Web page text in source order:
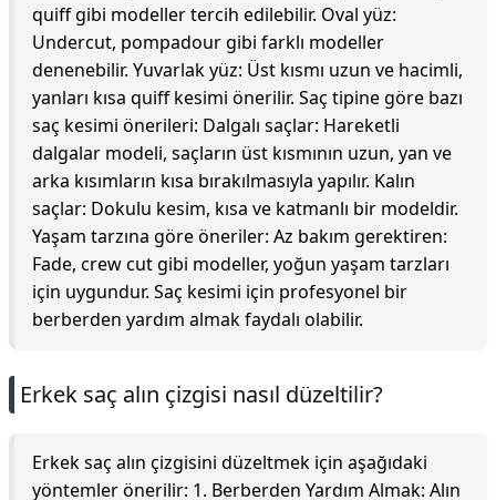
quiff gibi modeller tercih edilebilir. Oval yüz:
Undercut, pompadour gibi farklı modeller
denenebilir. Yuvarlak yüz: Üst kısmı uzun ve hacimli,
yanları kısa quiff kesimi önerilir. Saç tipine göre bazı
saç kesimi önerileri: Dalgalı saçlar: Hareketli
dalgalar modeli, saçların üst kısmının uzun, yan ve
arka kısımların kısa bırakılmasıyla yapılır. Kalın
saçlar: Dokulu kesim, kısa ve katmanlı bir modeldir.
Yaşam tarzına göre öneriler: Az bakım gerektiren:
Fade, crew cut gibi modeller, yoğun yaşam tarzları
için uygundur. Saç kesimi için profesyonel bir
berberden yardım almak faydalı olabilir.
Erkek saç alın çizgisi nasıl düzeltilir?
Erkek saç alın çizgisini düzeltmek için aşağıdaki
yöntemler önerilir: 1. Berberden Yardım Almak: Alın